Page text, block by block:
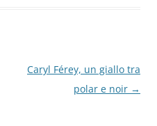
Caryl Férey, un giallo tra
polar e noir →